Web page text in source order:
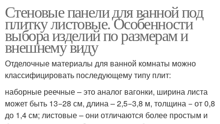
Стеновые панели для ванной под
плитку листовые. Особенности
выбора изделий по размерам и
внешнему виду
Отделочные материалы для ванной комнаты можно
классифицировать последующему типу плит:
наборные реечные – это аналог вагонки, ширина листа
может быть 13−28 см, длина – 2,5−3,8 м, толщина − от 0,8
до 1,4 см; листовые – они отличаются более простым и